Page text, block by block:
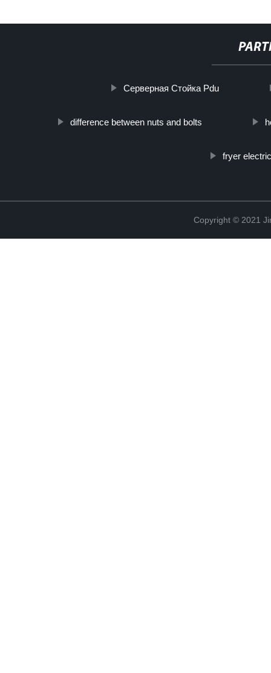
Серверная Стойка Pdu
difference between nuts and bolts
fryer electric
Copyright © 2021